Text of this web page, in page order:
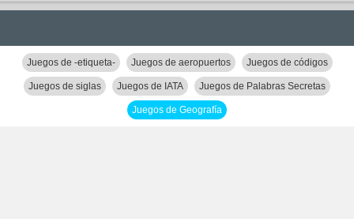
Juegos de -etiqueta- Juegos de aeropuertos Juegos de códigos
Juegos de siglas Juegos de IATA Juegos de Palabras Secretas
Juegos de Geografía